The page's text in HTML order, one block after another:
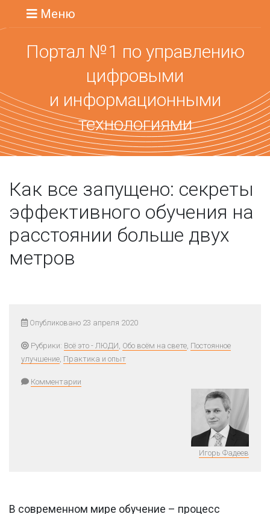
Меню
Портал №1 по управлению
цифровыми
и информационными
технологиями
Как все запущено: секреты
эффективного обучения на
расстоянии больше двух
метров
Опубликовано 23 апреля 2020
Рубрики: Всё это - ЛЮДИ, Обо всём на свете, Постоянное
улучшение, Практика и опыт
Комментарии
Игорь Фадеев
В современном мире обучение – процесс